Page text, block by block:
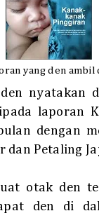
yang den
nyatakan
laporan
dengan
Petaling
otak den
den di